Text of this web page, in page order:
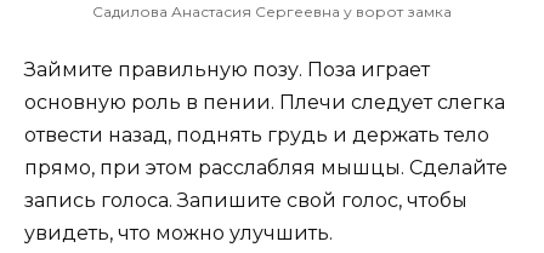
Садилова Анастасия Сергеевна у ворот замка
Займите правильную позу. Поза играет
основную роль в пении. Плечи следует слегка
отвести назад, поднять грудь и держать тело
прямо, при этом расслабляя мышцы. Сделайте
запись голоса. Запишите свой голос, чтобы
увидеть, что можно улучшить.